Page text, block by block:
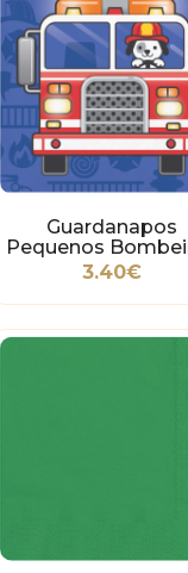
Guardanapos
Pequenos
3.40€